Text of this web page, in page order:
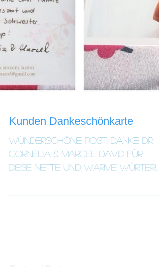
Kunden Dankeschönkarte
Wünderschöne Post! Danke Dir
Cornelia & Marcel David für
diese nette und warme Würter!
Ihrem Grossen Tag...